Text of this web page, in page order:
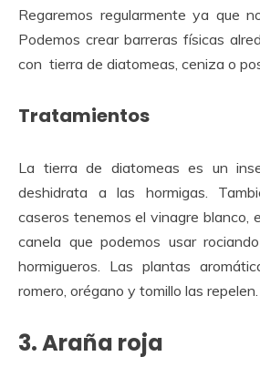
Regaremos regularmente ya que
Podemos crear barreras físicas
con tierra de diatomeas, ceniza o
Tratamientos
La tierra de diatomeas es un
deshidrata a las hormigas.
caseros tenemos el vinagre blanco,
canela que podemos usar
hormigueros. Las plantas
romero, orégano y tomillo las repelen.
3. Araña roja